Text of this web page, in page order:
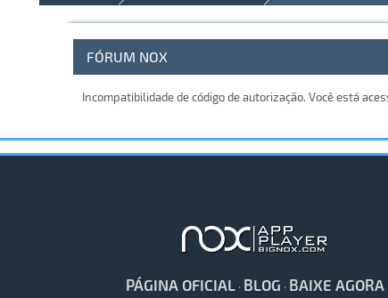
FÓRUM NOX
Incompatibilidade de código de autorização. Você está
PÁGINA OFICIAL · BLOG · BAIXE AGORA